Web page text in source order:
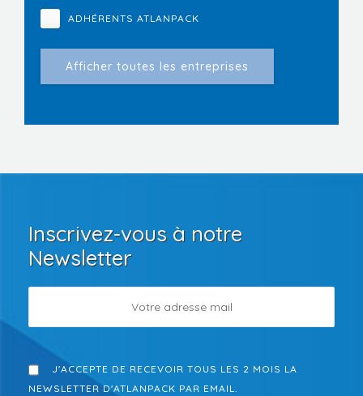
ADHÉRENTS ATLANPACK
Inscrivez-vous à notre
Newsletter
J'ACCEPTE DE RECEVOIR TOUS LES 2 MOIS LA
NEWSLETTER D'ATLANPACK PAR EMAIL.